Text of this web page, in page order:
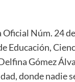
Oficial Núm. 24
Educación,
Gómez
donde nadie